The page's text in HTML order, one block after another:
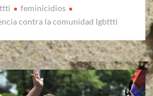
feminicidios
contra la comunidad lgbttti